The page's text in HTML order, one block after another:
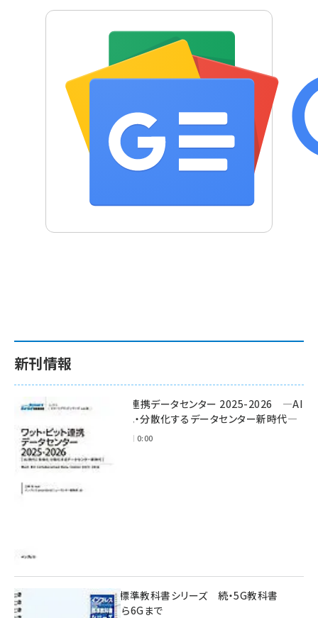
新刊情報
ワット・ビット連携データセンター 2025-2026 ―AI
時代に多様化・分散化するデータセンター新時代―
2025年11月28日 0:00
インプレス標準教科書シリーズ 続・5G教科書
NSA/SAから6Gまで